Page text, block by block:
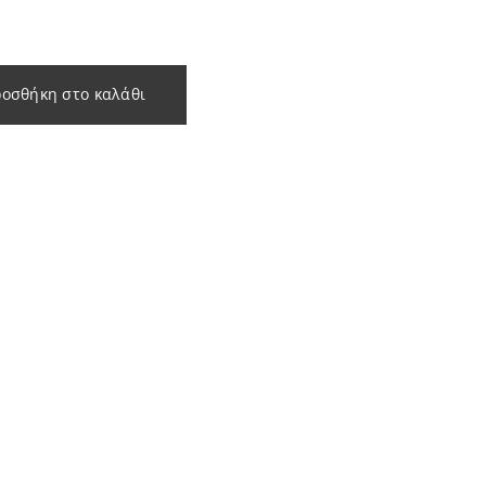
στο καλάθι